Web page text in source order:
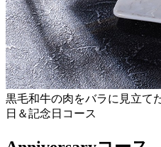
黒毛和牛の肉をバラに見立て
日＆記念日コース